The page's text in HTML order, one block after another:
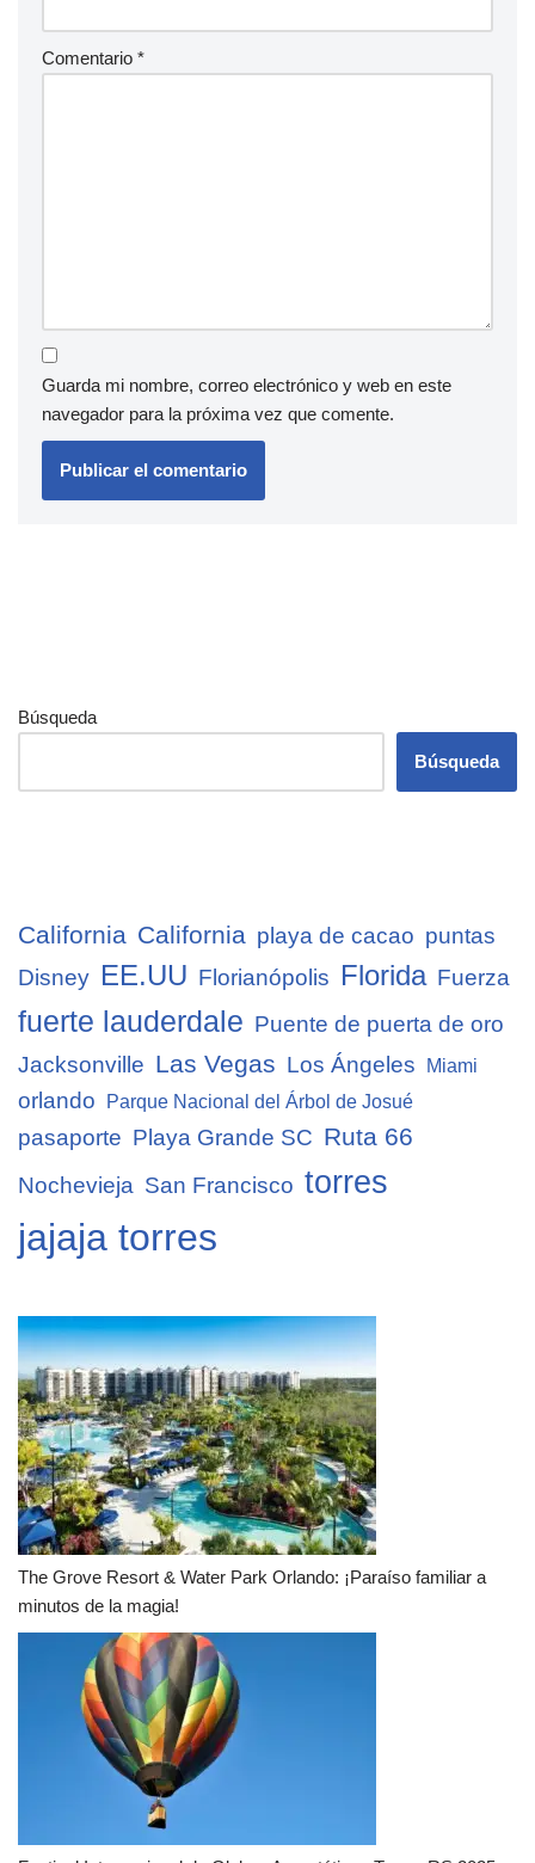
Comentario *
Guarda mi nombre, correo electrónico y web en este
navegador para la próxima vez que comente.
Búsqueda
Búsqueda
California California playa de cacao puntas
Disney
EE.UU Florianópolis Florida Fuerza
fuerte lauderdale Puente de puerta de oro
Jacksonville Las Vegas Los Ángeles Miami
orlando Parque Nacional del Árbol de Josué
pasaporte Playa Grande SC Ruta 66
Nochevieja San Francisco torres
jajaja torres
The Grove Resort & Water Park Orlando: ¡Paraíso familiar a
minutos de la magia!